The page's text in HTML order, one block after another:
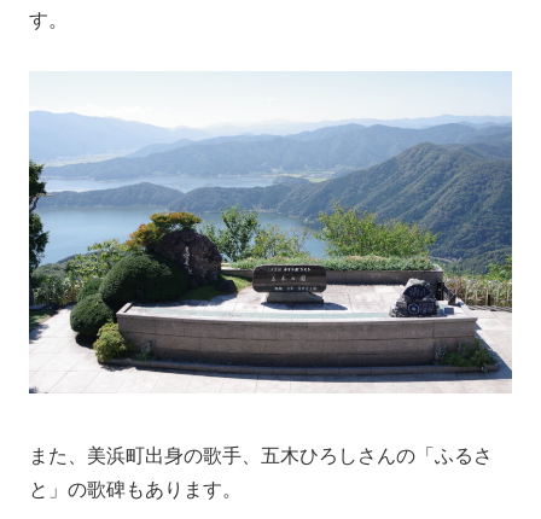
す。
また、美浜町出身の歌手、五木ひろしさんの「ふるさ
と」の歌碑もあります。